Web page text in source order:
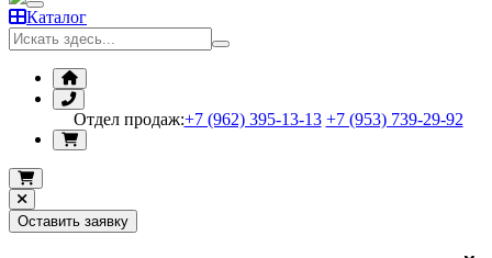
Каталог
Отдел продаж:+7 (962) 395-13-13 +7 (953) 739-29-92
Оставить заявку